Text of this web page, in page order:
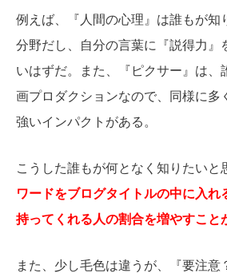
例えば、『人間の心理』は誰もが知
分野だし、自分の言葉に『説得力』
いはずだ。また、『ピクサー』は、
画プロダクションなので、同様に多
強いインパクトがある。
こうした誰もが何となく知りたいと
ワードをブログタイトルの中に入れ
持ってくれる人の割合を増やすこと
また、少し毛色は違うが、『要注意